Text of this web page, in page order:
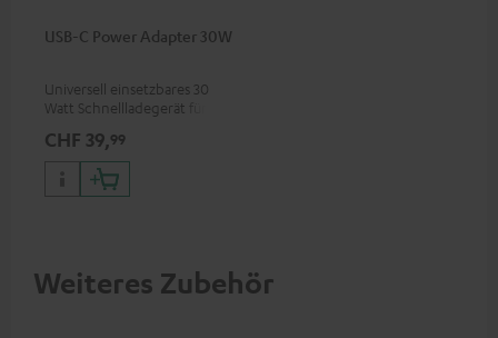
USB-C Power Adapter 30W
Universell einsetzbares 30
Watt Schnellladegerät für
Apple iPhones, Android
Smartphones, Tablets und
Geräte mit USB-C-Anschluss
CHF 39,99
Weiteres Zubehör